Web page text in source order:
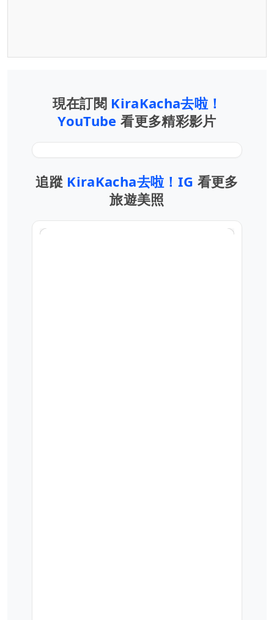
現在訂閱 KiraKacha去啦！
YouTube看更多精彩影片
追蹤 KiraKacha去啦！IG 看更多
旅遊美照